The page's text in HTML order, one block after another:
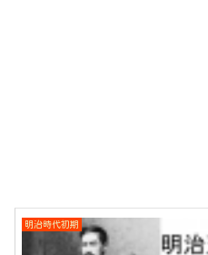
明治時代初期